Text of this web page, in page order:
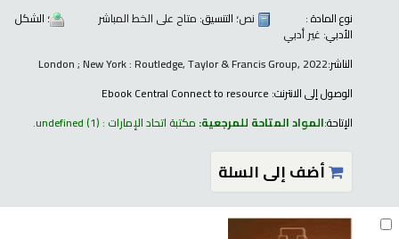
نوع المادة :
نص؛ التنسيق: متاح على الخط المباشر ؛ الشكل
الأدبي: غير أدبي
الناشر:London ; New York : Routledge, Taylor & Francis Group, 2022
الوصول إلى الانترنت: Ebook Central Connect to resource
الإتاحة:المواد المتاحة للمرجعية: مكتبة اتحاد الإمارات : undefined(1).
أضف إلى السلة